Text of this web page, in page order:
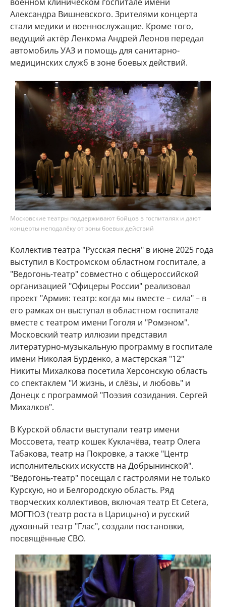
Александра Вишневского. Зрителями концерта
стали медики и военнослужащие. Кроме того,
ведущий актёр Ленкома Андрей Леонов передал
автомобиль УАЗ и помощь для санитарно-
медицинских служб в зоне боевых действий.
Московские театры поддерживают бойцов в госпиталях и дают
концерты неподалёку от зоны боевых действий
Коллектив театра "Русская песня" в июне 2025 года
выступил в Костромском областном госпитале, а
"Ведогонь-театр" совместно с общероссийской
организацией "Офицеры России" реализовал
проект "Армия: театр: когда мы вместе – сила" – в
его рамках он выступал в областном госпитале
вместе с театром имени Гоголя и "Ромэном".
Московский театр иллюзии представил
литературно-музыкальную программу в госпитале
имени Николая Бурденко, а мастерская "12"
Никиты Михалкова посетила Херсонскую область
со спектаклем "И жизнь, и слёзы, и любовь" и
Донецк с программой "Поэзия созидания. Сергей
Михалков".
В Курской области выступали театр имени
Моссовета, театр кошек Куклачёва, театр Олега
Табакова, театр на Покровке, а также "Центр
исполнительских искусств на Добрынинской".
"Ведогонь-театр" посещал с гастролями не только
Курскую, но и Белгородскую область. Ряд
творческих коллективов, включая театр Et Cetera,
МОГТЮЗ (театр роста в Царицыно) и русский
духовный театр "Глас", создали постановки,
посвящённые СВО.